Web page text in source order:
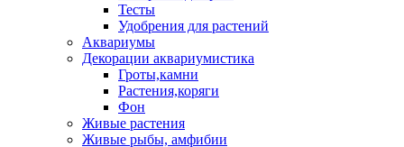
Тесты
Удобрения для растений
Аквариумы
Декорации аквариумистика
Гроты,камни
Растения,коряги
Фон
Живые растения
Живые рыбы, амфибии